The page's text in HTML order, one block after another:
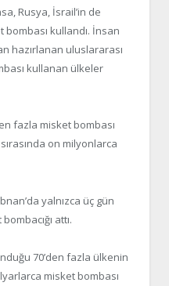
Rusya, İsrail’in de
kullandı. İnsan
hazırlanan uluslararası
kullanan ülkeler
fazla misket bombası
on milyonlarca
yalnızca üç gün
attı.
70’den fazla ülkenin
misket bombası